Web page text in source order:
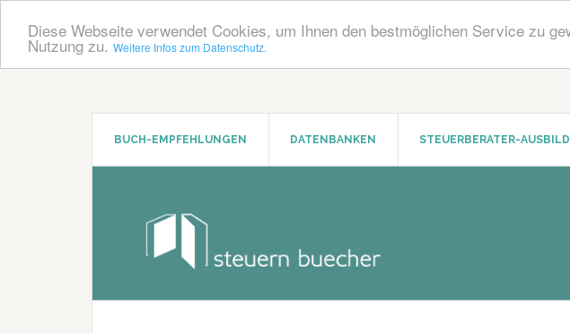
Diese Webseite verwendet Cookies, um Ihnen den bestmöglichen Service zu
Nutzung zu. Weitere Infos zum Datenschutz.
Zum
Zur
BUCH-EMPFEHLUNGEN DATENBANKEN STEUERBERATER-